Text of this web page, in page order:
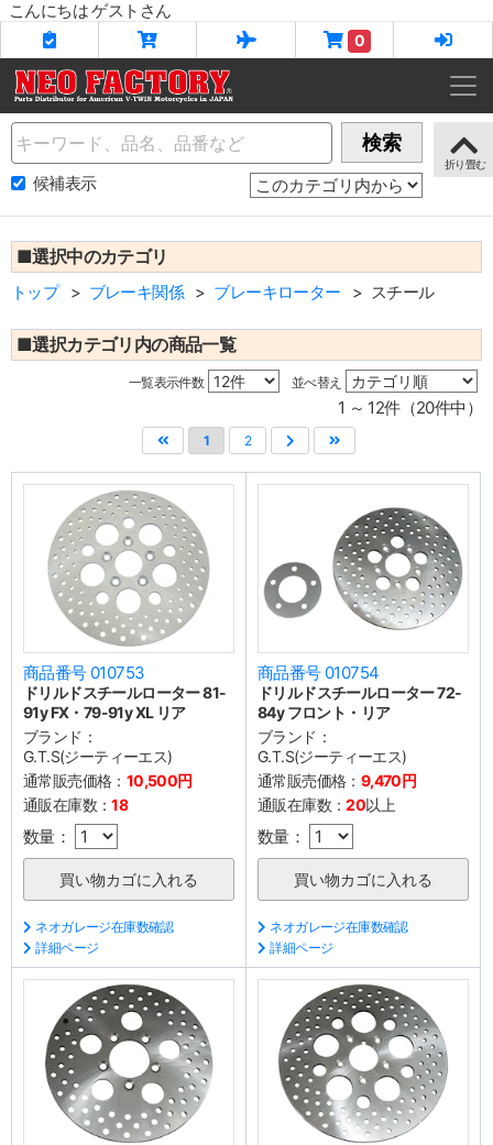
こんにちは ゲストさん
0
Name 検索
候補表示
■選択中のカテゴリ
トップ ブレーキ関係 ブレーキローター スチール
■選択カテゴリ内の商品一覧
一覧表示件数 並べ替え
1 ～ 12件（20件中）
1 2
商品番号 010753
ドリルドスチールローター 81-
91y FX・79-91y XL リア
ブランド：
G.T.S(ジーティーエス)
通常販売価格： 10,500円
通販在庫数：18
数量：
ネオガレージ在庫数確認
詳細ページ
商品番号 010754
ドリルドスチールローター 72-
84y フロント・リア
ブランド：
G.T.S(ジーティーエス)
通常販売価格： 9,470円
通販在庫数：20以上
数量：
ネオガレージ在庫数確認
詳細ページ